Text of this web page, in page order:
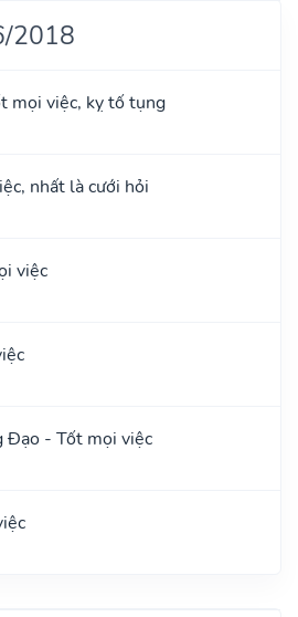
2018
mọi việc, kỵ tố tụng
nhất là cưới hỏi
việc
Đạo - Tốt mọi việc